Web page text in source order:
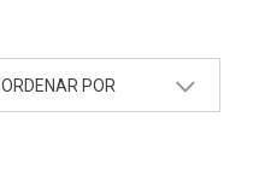
ORDENAR POR